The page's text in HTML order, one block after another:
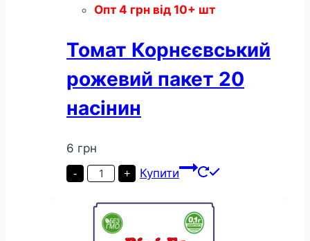
Опт 4 грн від 10+ шт
Томат Корнєєвський
рожевий пакет 20
насінин
6 грн
-
Томат
Корнєєвський
пакет
насінин
+ Купити